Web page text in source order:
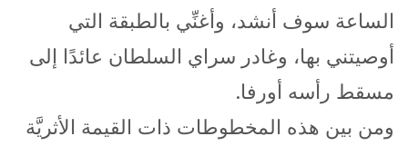
الساعة سوف أنشد، وأغنِّي بالطبقة التي
أوصيتني بها، وغادر سراي السلطان عائدًا إلى
مسقط رأسه أورفا.
ومن بين هذه المخطوطات ذات القيمة الأثريَّة